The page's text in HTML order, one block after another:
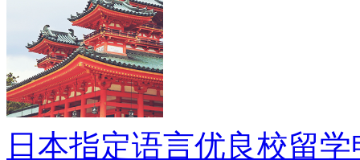
日本指定语言优良校留